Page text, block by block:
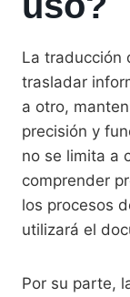
La traducción
trasladar
a otro,
precisión y
no se limita a
comprender
los procesos
utilizará el
Por su parte,